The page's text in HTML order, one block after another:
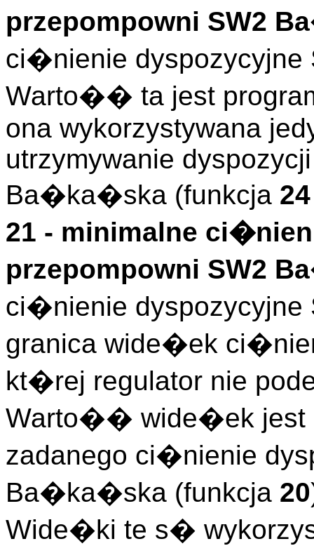
przepompowni SW2
ci�nienie
Warto�� ta jest
ona wykorzystywana
utrzymywanie
Ba�ka�ska (funkcja 24
21 - minimalne
przepompowni SW2
ci�nienie
granica wide�ek
kt�rej regulator nie
Warto�� wide�ek jest
zadanego ci�nienie
Ba�ka�ska (funkcja 20
Wide�ki te s�